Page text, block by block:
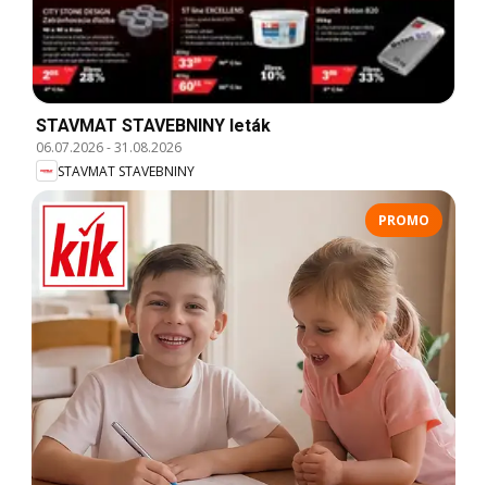
STAVMAT STAVEBNINY leták
06.07.2026-31.08.2026
STAVMAT STAVEBNINY
PROMO